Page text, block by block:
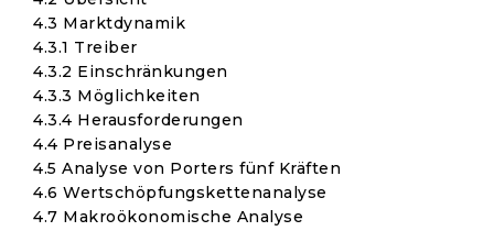
4.3 Marktdynamik
4.3.1 Treiber
4.3.2 Einschränkungen
4.3.3 Möglichkeiten
4.3.4 Herausforderungen
4.4 Preisanalyse
4.5 Analyse von Porters fünf Kräften
4.6 Wertschöpfungskettenanalyse
4.7 Makroökonomische Analyse